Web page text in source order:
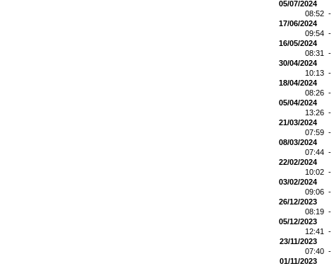
05/07/2024
08:52 -
17/06/2024
09:54 -
16/05/2024
08:31 -
30/04/2024
10:13 -
18/04/2024
08:26 -
05/04/2024
13:26 -
21/03/2024
07:59 -
08/03/2024
07:44 -
22/02/2024
10:02 -
03/02/2024
09:06 -
26/12/2023
08:19 -
05/12/2023
12:41 -
23/11/2023
07:40 -
01/11/2023